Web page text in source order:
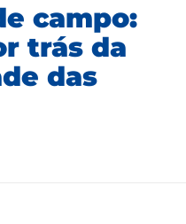
campo:
trás da
das